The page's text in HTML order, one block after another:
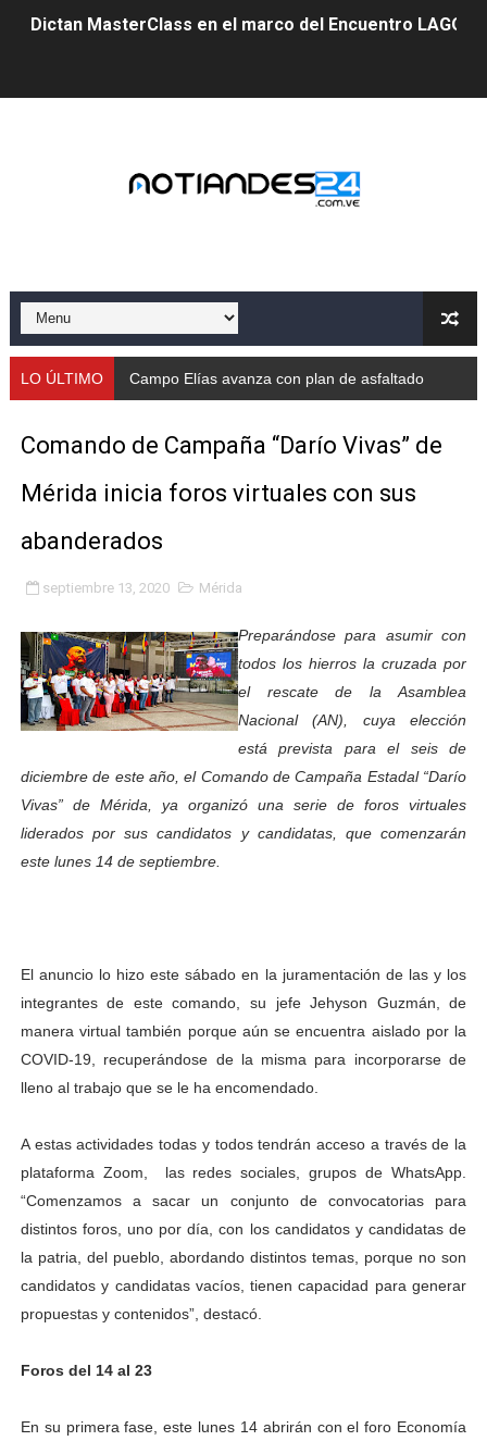
Dictan MasterClass en el marco del Encuentro LAGO
Gobernador Arnaldo Sánchez apadrina a más de 993
Mérida fortalece su reserva deportiva de cara a
Gobernación de Mérida instalará mesa de trabajo con
Fundecem ofrece taller de bordado en punto de cruz
Instituto Nacional de Nutrición celebra Semana
Gobernación de Mérida fortalece el desarrollo
Corposalud inició talleres para aspirantes al curso de
Fortalecen formación académica de médicos en
Fortaleciendo la economía comunal en El Vigía con
El Lactario del Iahula celebra la Semana Mundial de la
Plan Vacacional "Venezuela Ríe 2026" brinda
Iniciación al yoga reúne a diversos clubes deportivos
Mincomunas impulsa el autogobierno en Mérida con
Expertos inspeccionan espacios del OAN para la
LO ÚLTIMO Campo Elías avanza con plan de asfaltado
Comando de Campaña “Darío Vivas” de
Mérida inicia foros virtuales con sus
abanderados
septiembre 13, 2020 Mérida
Preparándose para asumir con
todos los hierros la cruzada por
el rescate de la Asamblea
Nacional (AN), cuya elección
está prevista para el seis de
diciembre de este año, el Comando de Campaña Estadal “Darío
Vivas” de Mérida, ya organizó una serie de foros virtuales
liderados por sus candidatos y candidatas, que comenzarán
este lunes 14 de septiembre.
El anuncio lo hizo este sábado en la juramentación de las y los
integrantes de este comando, su jefe Jehyson Guzmán, de
manera virtual también porque aún se encuentra aislado por la
COVID-19, recuperándose de la misma para incorporarse de
lleno al trabajo que se le ha encomendado.
A estas actividades todas y todos tendrán acceso a través de la
plataforma Zoom, las redes sociales, grupos de WhatsApp.
“Comenzamos a sacar un conjunto de convocatorias para
distintos foros, uno por día, con los candidatos y candidatas de
la patria, del pueblo, abordando distintos temas, porque no son
candidatos y candidatas vacíos, tienen capacidad para generar
propuestas y contenidos”, destacó.
Foros del 14 al 23
En su primera fase, este lunes 14 abrirán con el foro Economía